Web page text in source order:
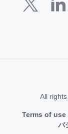
All
Terms of use
バ